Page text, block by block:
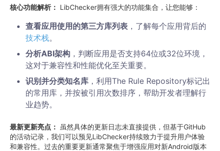
核心功能解析： LibChecker拥有强大的功能集合，让您能够：
查看应用使用的第三方库列表 ，了解每个应用背后的
技术栈。
分析ABI架构 ，判断应用是否支持64位或32位环境，
这对于兼容性和性能优化至关重要。
识别并分类知名库 ，利用The Rule Repository标记出
的常用库，并按被引用次数排序，帮助开发者理解行
业趋势。
最新更新亮点： 虽然具体的更新日志未直接提供，但基于GitHub
的活动记录，我们可以预见LibChecker持续致力于提升用户体验
和兼容性。过去的重要更新通常聚焦于增强应用对新Android版本